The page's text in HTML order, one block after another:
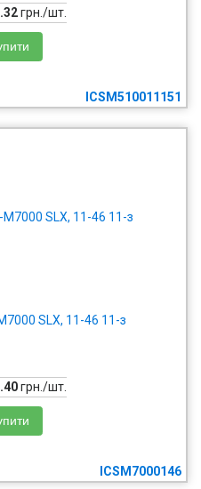
грн./шт.
ICSM510011151
SLX, 11-46 11-з
грн./шт.
ICSM7000146